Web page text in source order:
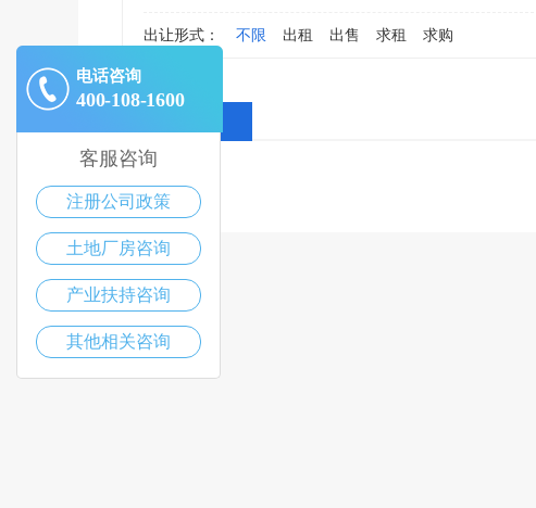
出让形式： 不限 出租 出售 求租 求购
电话咨询
400-108-1600
客服咨询
注册公司政策
土地厂房咨询
产业扶持咨询
其他相关咨询